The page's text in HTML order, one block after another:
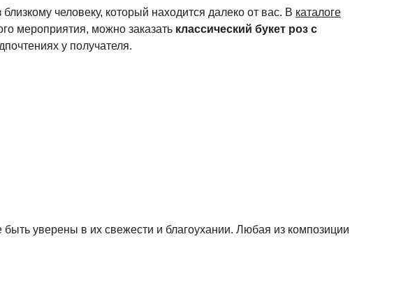
человеку, который находится далеко от вас. В каталоге
мероприятия, можно заказать классический букет роз с
у получателя.
уверены в их свежести и благоухании. Любая из композиции